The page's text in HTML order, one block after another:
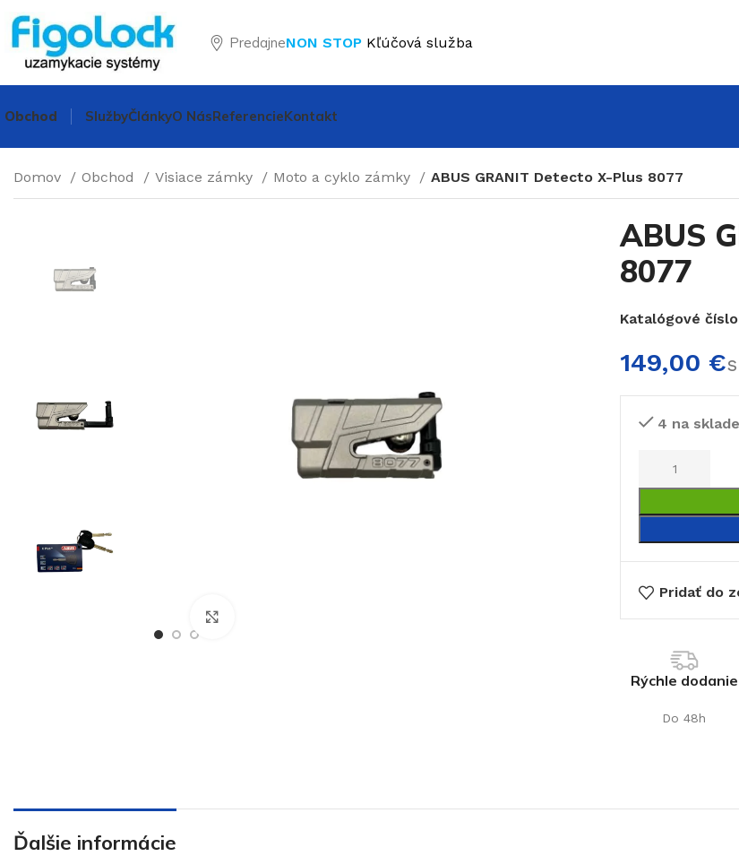
PredajneNON STOP Kľúčová služba
Obchod SlužbyČlánkyO NásReferencieKontakt
Domov Obchod Visiace zámky Moto a cyklo zámky ABUS GRANIT Detecto X-Plus 8077
ABUS
8077
Katalógové
€
4 na
Pridať do
Rýchle dodanie
Do 48h
Ďalšie informácie